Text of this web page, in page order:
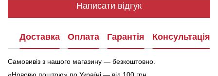
Написати відгук
Доставка Оплата Гарантія Консультація
Самовивіз з нашого магазину — безкоштовно.
«Нововю поштою» по Україні — від 100 грн.